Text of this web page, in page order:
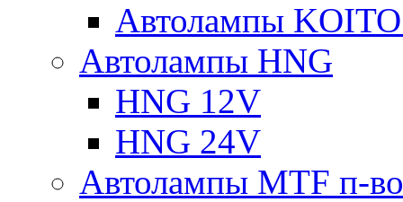
Автолампы
Автолампы HNG
HNG 12V
HNG 24V
Автолампы MTF п-